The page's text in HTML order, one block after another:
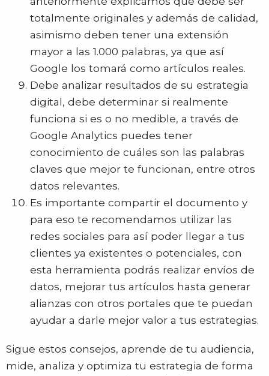
totalmente originales y además de calidad,
asimismo deben tener una extensión
mayor a las 1.000 palabras, ya que así
Google los tomará como artículos reales.
Debe analizar resultados de su estrategia
digital, debe determinar si realmente
funciona si es o no medible, a través de
Google Analytics puedes tener
conocimiento de cuáles son las palabras
claves que mejor te funcionan, entre otros
datos relevantes.
Es importante compartir el documento y
para eso te recomendamos utilizar las
redes sociales para así poder llegar a tus
clientes ya existentes o potenciales, con
esta herramienta podrás realizar envíos de
datos, mejorar tus artículos hasta generar
alianzas con otros portales que te puedan
ayudar a darle mejor valor a tus estrategias.
Sigue estos consejos, aprende de tu audiencia,
mide, analiza y optimiza tu estrategia de forma